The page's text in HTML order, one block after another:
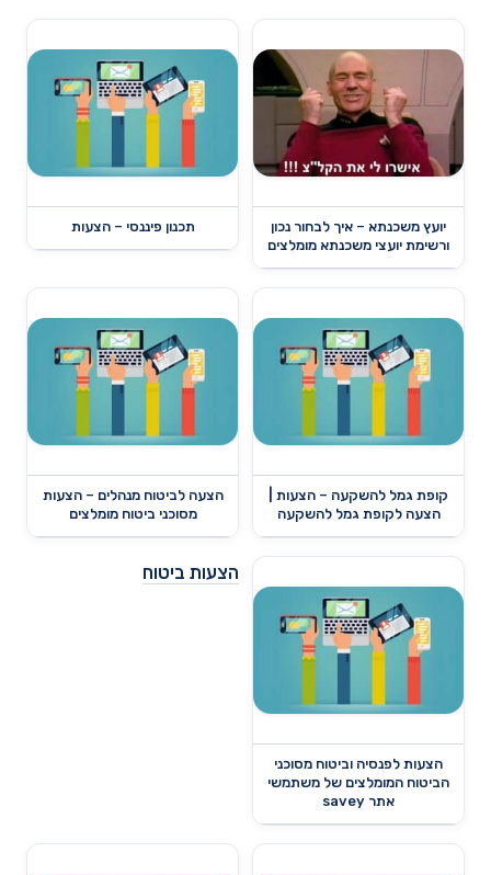
יועץ משכנתא – איך לבחור נכון
ורשימת יועצי משכנתא מומלצים
תכנון פיננסי – הצעות
קופת גמל להשקעה – הצעות |
הצעה לקופת גמל להשקעה
הצעה לביטוח מנהלים – הצעות
מסוכני ביטוח מומלצים
הצעות לפנסיה וביטוח מסוכני
הביטוח המומלצים של משתמשי
אתר savey
הצעות ביטוח